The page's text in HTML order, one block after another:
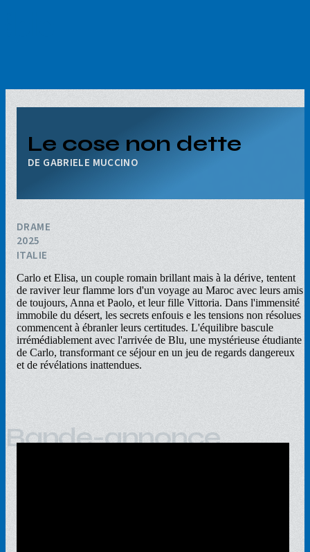
Le cose non dette
GABRIELE MUCCINO
DRAME
2025
ITALIE
Carlo et Elisa, un couple romain brillant mais à la dérive, tentent
de raviver leur flamme lors d'un voyage au Maroc avec leurs amis
de toujours, Anna et Paolo, et leur fille Vittoria. Dans l'immensité
immobile du désert, les secrets enfouis e les tensions non résolues
commencent à ébranler leurs certitudes. L'équilibre bascule
irrémédiablement avec l'arrivée de Blu, une mystérieuse étudiante
de Carlo, transformant ce séjour en un jeu de regards dangereux
et de révélations inattendues.
Bande-annonce